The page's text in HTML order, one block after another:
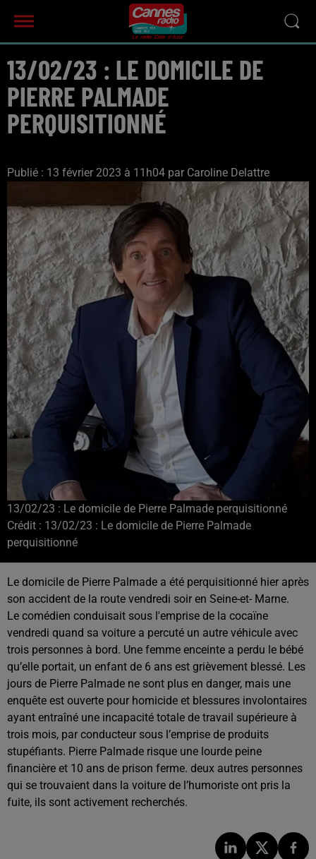
13/02/23 : LE DOMICILE DE
PIERRE PALMADE
PERQUISITIONNÉ
Publié : 13 février 2023 à 11h04 par Caroline Delattre
13/02/23 : Le domicile de Pierre Palmade perquisitionné
Crédit : 13/02/23 : Le domicile de Pierre Palmade
perquisitionné
Le domicile de Pierre Palmade a été perquisitionné hier après
son accident de la route vendredi soir en Seine-et- Marne.
Le comédien conduisait sous l'emprise de la cocaïne
vendredi quand sa voiture a percuté un autre véhicule avec
trois personnes à bord. Une femme enceinte a perdu le bébé
qu’elle portait, un enfant de 6 ans est grièvement blessé. Les
jours de Pierre Palmade ne sont plus en danger, mais une
enquête est ouverte pour homicide et blessures involontaires
ayant entraîné une incapacité totale de travail supérieure à
trois mois, par conducteur sous l’emprise de produits
stupéfiants. Pierre Palmade risque une lourde peine
financière et 10 ans de prison ferme. deux autres personnes
qui se trouvaient dans la voiture de l’humoriste ont pris la
fuite, ils sont activement recherchés.